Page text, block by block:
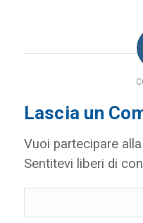
Lascia un
Vuoi partecipare
Sentitevi liberi di